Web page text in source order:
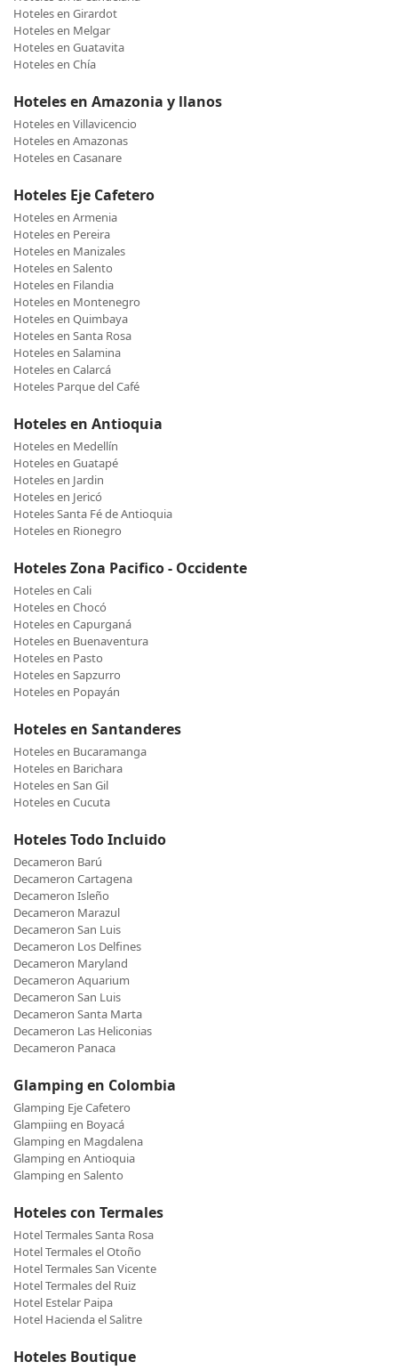
Hoteles en Girardot
Hoteles en Melgar
Hoteles en Guatavita
Hoteles en Chía
Hoteles en Amazonia y llanos
Hoteles en Villavicencio
Hoteles en Amazonas
Hoteles en Casanare
Hoteles Eje Cafetero
Hoteles en Armenia
Hoteles en Pereira
Hoteles en Manizales
Hoteles en Salento
Hoteles en Filandia
Hoteles en Montenegro
Hoteles en Quimbaya
Hoteles en Santa Rosa
Hoteles en Salamina
Hoteles en Calarcá
Hoteles Parque del Café
Hoteles en Antioquia
Hoteles en Medellín
Hoteles en Guatapé
Hoteles en Jardin
Hoteles en Jericó
Hoteles Santa Fé de Antioquia
Hoteles en Rionegro
Hoteles Zona Pacifico - Occidente
Hoteles en Cali
Hoteles en Chocó
Hoteles en Capurganá
Hoteles en Buenaventura
Hoteles en Pasto
Hoteles en Sapzurro
Hoteles en Popayán
Hoteles en Santanderes
Hoteles en Bucaramanga
Hoteles en Barichara
Hoteles en San Gil
Hoteles en Cucuta
Hoteles Todo Incluido
Decameron Barú
Decameron Cartagena
Decameron Isleño
Decameron Marazul
Decameron San Luis
Decameron Los Delfines
Decameron Maryland
Decameron Aquarium
Decameron San Luis
Decameron Santa Marta
Decameron Las Heliconias
Decameron Panaca
Glamping en Colombia
Glamping Eje Cafetero
Glampiing en Boyacá
Glamping en Magdalena
Glamping en Antioquia
Glamping en Salento
Hoteles con Termales
Hotel Termales Santa Rosa
Hotel Termales el Otoño
Hotel Termales San Vicente
Hotel Termales del Ruiz
Hotel Estelar Paipa
Hotel Hacienda el Salitre
Hoteles Boutique